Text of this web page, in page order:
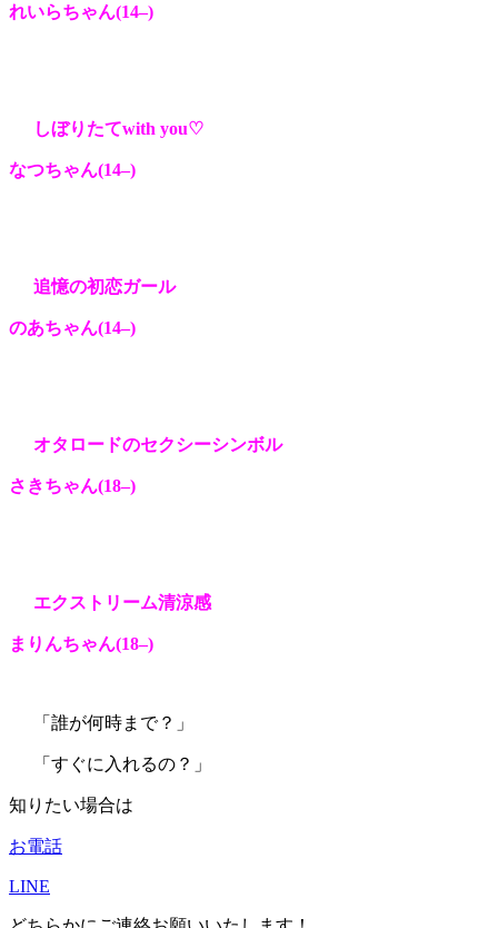
れいらちゃん(14–)
しぼりたてwith you♡
なつちゃん(14–)
追憶の初恋ガール
のあちゃん(14–)
オタロードのセクシーシンボル
さきちゃん(18–)
エクストリーム清涼感
まりんちゃん(18–)
「誰が何時まで？」
「すぐに入れるの？」
知りたい場合は
お電話
LINE